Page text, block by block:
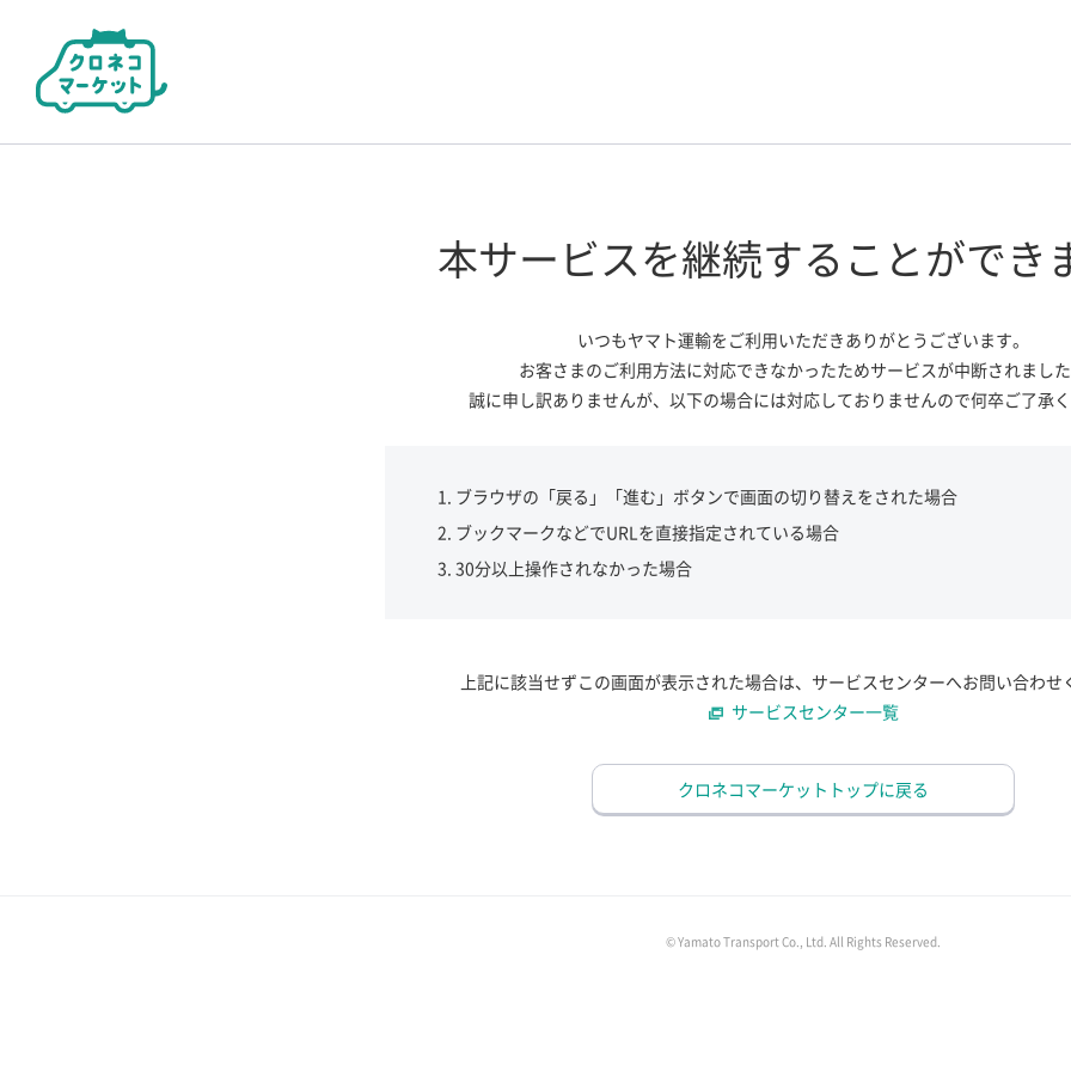
本サービスを継続する ことができ
いつもヤマト運輸をご利用いただきありがとうございます。
お客さまのご利用方法に対応できなかったためサービスが中断されました
誠に申し訳ありませんが、 以下の場合には対応しておりませんので何卒ご了承く
ブラウザの「戻る」「進む」ボタンで画面の切り替えをされた場合
ブックマークなどでURLを直接指定されている場合
30分以上操作されなかった場合
上記に該当せずこの画面が表示された場合は、サービスセンターへお問い合わせ
サービスセンター一覧
クロネコマーケットトップに戻る
© Yamato Transport Co., Ltd. All Rights Reserved.